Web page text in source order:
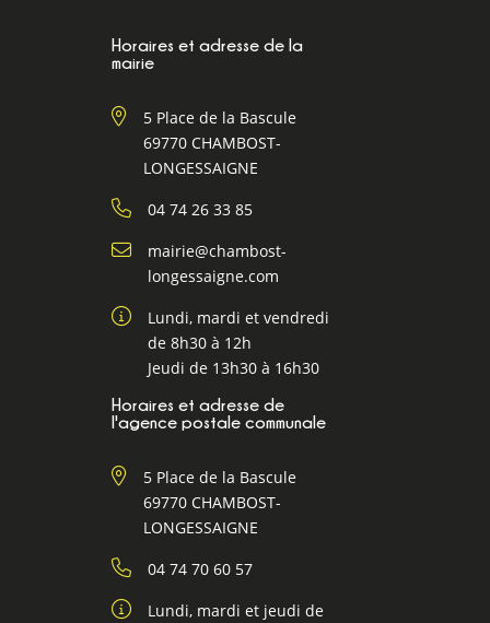
Horaires et adresse de la
mairie
5 Place de la Bascule
69770 CHAMBOST-
LONGESSAIGNE
04 74 26 33 85
mairie@chambost-
longessaigne.com
Lundi, mardi et vendredi
de 8h30 à 12h
Jeudi de 13h30 à 16h30
Horaires et adresse de
l'agence postale communale
5 Place de la Bascule
69770 CHAMBOST-
LONGESSAIGNE
04 74 70 60 57
Lundi, mardi et jeudi de